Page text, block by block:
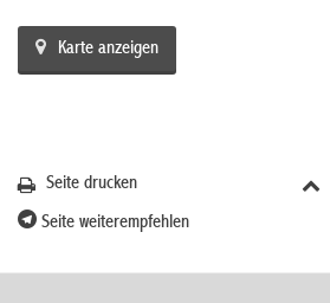
Karte anzeigen
Seite drucken
Seite weiterempfehlen